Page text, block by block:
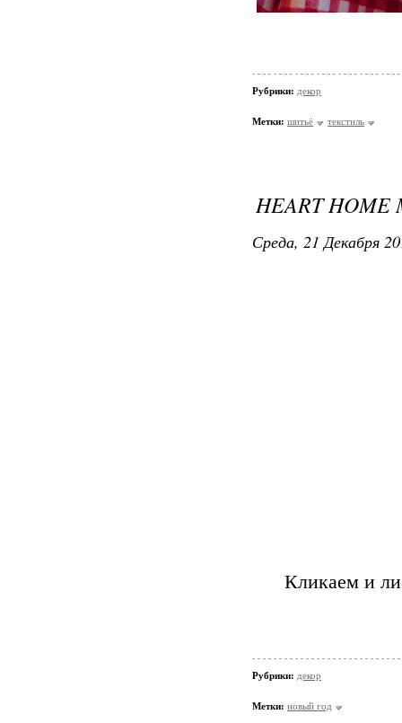
Рубрики: декор
Метки: шитьё текстиль
HEART
Среда, 21 Декабря
Кликаем и
Рубрики: декор
Метки: новый год